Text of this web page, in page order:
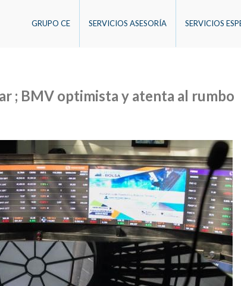
GRUPO CE SERVICIOS ASESORÍA SERVICIOS
; BMV optimista y atenta al rumbo